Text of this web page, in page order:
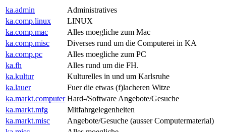
ka.admin
Administratives
ka.comp.linux
LINUX
ka.comp.mac
Alles moegliche zum Mac
ka.comp.misc
Diverses rund um die Computerei in KA
ka.comp.pc
Alles moegliche zum PC
ka.fh
Alles rund um die FH.
ka.kultur
Kulturelles in und um Karlsruhe
ka.lauer
Fuer die etwas (f)lacheren Witze
ka.markt.computer Hard-/Software Angebote/Gesuche
ka.markt.mfg
Mitfahrgelegenheiten
ka.markt.misc
Angebote/Gesuche (ausser Computermaterial)